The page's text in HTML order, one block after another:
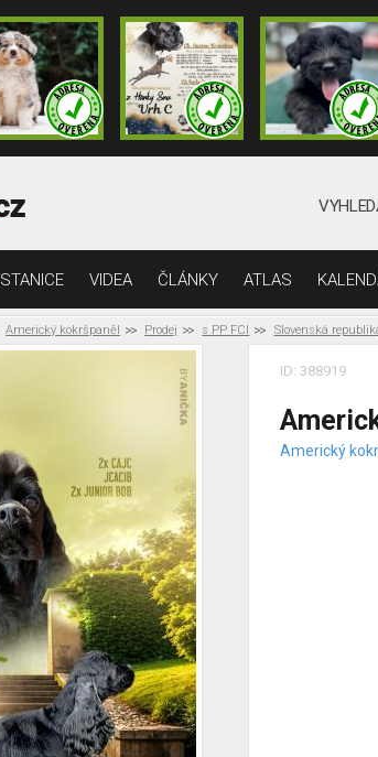
STANICE VIDEA ČLÁNKY ATLAS
Americký kokršpaněl Prodej s PP FCI Slovenská
ID: 388919
Americký